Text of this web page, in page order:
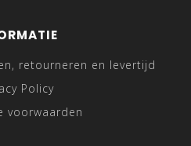
retourneren en levertijd
Policy
voorwaarden